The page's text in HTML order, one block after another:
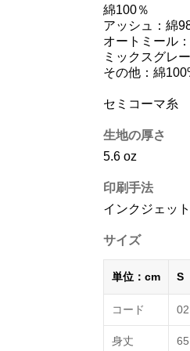
綿100％
アッシュ：綿
オートミール
ミックスグレ
その他：綿
セミコーマ糸
生地の厚さ
5.6 oz
印刷手法
インクジェッ
サイズ
単位：cm S
コード 02
身丈 65